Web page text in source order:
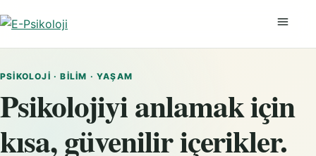
PSIKOLOJI · BILIM · YAŞAM
Psikolojiyi anlamak için
kısa, güvenilir içerikler.